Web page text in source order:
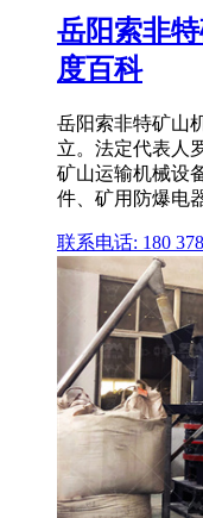
岳阳索非
度百科
岳阳索非特矿山
立。法定代表人
矿山运输机械设
件、矿用防爆电
联系电话: 180